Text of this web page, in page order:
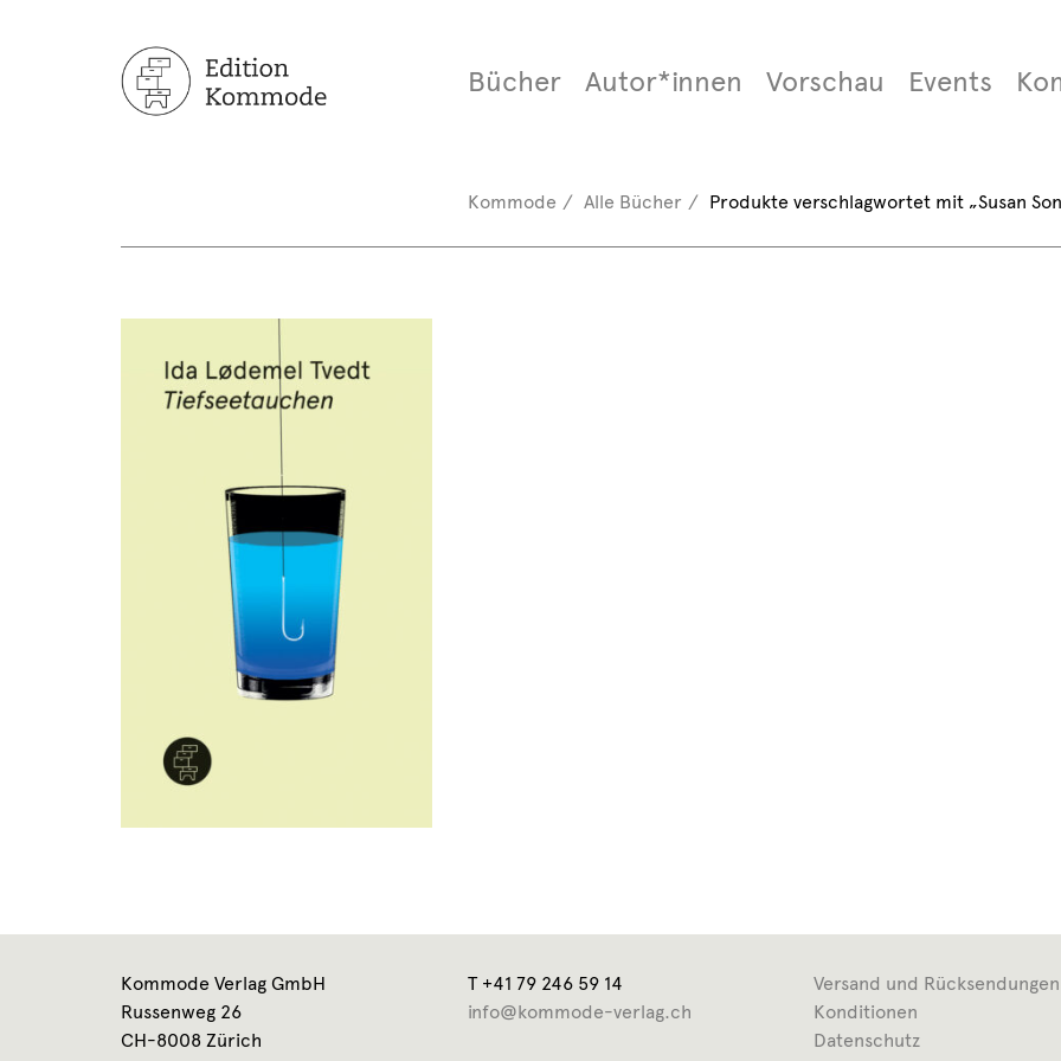
Bücher Autor*innen Vorschau Events
Kommode Alle Bücher Produkte verschlagwortet mit „Susan
Kommode Verlag GmbH
Russenweg 26
CH-8008 Zürich
T +41 79 246 59 14
info@kommode-verlag.ch
Versand und Rücksendungen
Konditionen
Datenschutz